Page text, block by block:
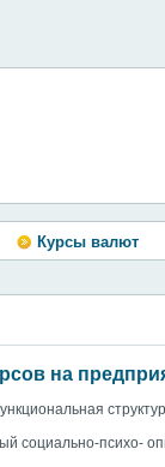
Курсы валют
на
социально-психо-